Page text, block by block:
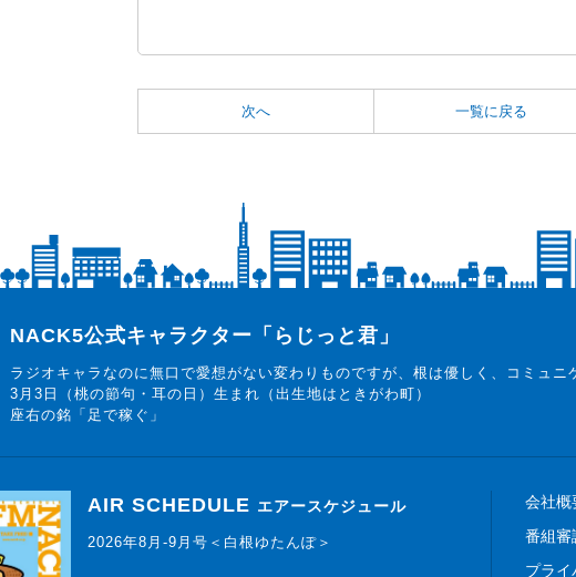
次へ 一覧に戻る
らじっと君
NACK5公式キャラクター「らじっと君」
ラジオキャラなのに無口で愛想がない変わりものですが、根は優しく、コミュニ
3月3日（桃の節句・耳の日）生まれ（出生地はときがわ町）
座右の銘「足で稼ぐ」
AIR SCHEDULE エアースケジュール
2026年8月-9月号＜白根ゆたんぽ＞
会社概
番組審
プライ